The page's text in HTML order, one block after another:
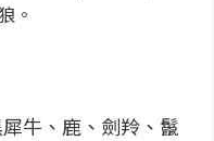
。
牛、鹿、劍羚、鬣